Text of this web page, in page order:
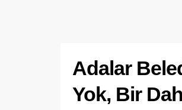
Adalar
Yok, Bir